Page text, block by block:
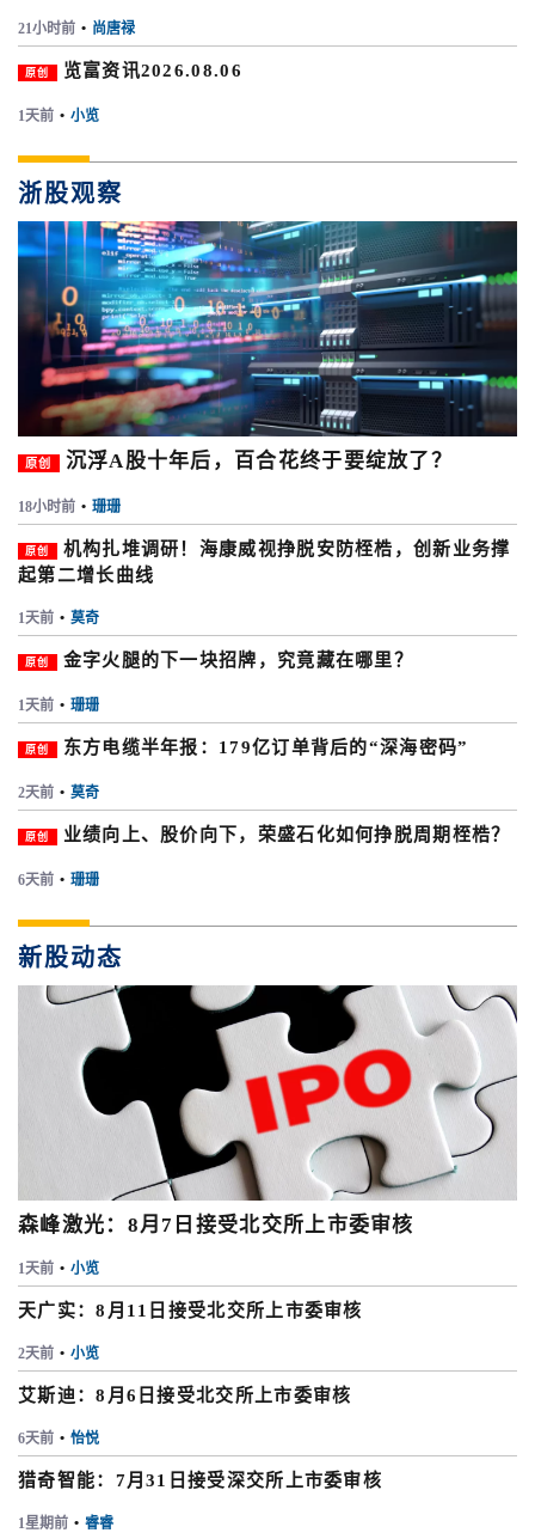
21小时前 • 尚唐禄
原创 览富资讯2026.08.06
1天前 • 小览
浙股观察
原创 沉浮A股十年后，百合花终于要绽放了？
18小时前 • 珊珊
原创
机构扎堆调研！海康威视挣脱安防桎梏，创新业务撑
起第二增长曲线
1天前 • 莫奇
原创 金字火腿的下一块招牌，究竟藏在哪里？
1天前 • 珊珊
原创 东方电缆半年报：179亿订单背后的“深海密码”
2天前 • 莫奇
原创 业绩向上、股价向下，荣盛石化如何挣脱周期桎梏？
6天前 • 珊珊
新股动态
森峰激光：8月7日接受北交所上市委审核
1天前 • 小览
天广实：8月11日接受北交所上市委审核
2天前 • 小览
艾斯迪：8月6日接受北交所上市委审核
6天前 • 怡悦
猎奇智能：7月31日接受深交所上市委审核
1星期前 • 睿睿